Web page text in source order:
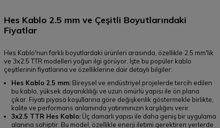
Hes Kablo 2.5 mm ve Çeşitli Boyutlarındaki
Fiyatlar
Hes Kablo'nun farklı boyutlardaki ürünleri arasında, özellikle 2.5 mm'lik
ve 3x2.5 TTR modelleri yoğun ilgi görüyor. İşte bu popüler kablo
çeşitlerinin fiyatlarına ve özelliklerine dair detaylı bilgiler:
Hes Kablo 2.5 mm: Bireysel ve endüstriyel projelerde tercih edilen
bu kablo, yüksek dayanıklılığı ve uzun ömürlü yapısı ile ön plana
çıkar. Fiyatı piyasa koşullarına göre değişkenlik göstermekle birlikte,
kalite ve performans anlamında yatırımınızın karşılığını verir.
3x2.5 TTR Hes Kablo: Üç damarlı yapısı ile daha geniş bir uygulama
alanına sahiptir. Bu model, özellikle enerji iletimi gerektiren yerlerde